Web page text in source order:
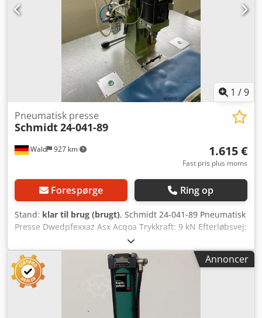
1 /9
Wald 927 km
Pneumatisk presse
Schmidt24-041-89
1.615 €
Fast pris plus moms
Forespørge Ring op
Stand: klar til brug (brugt), Schmidt 24-041-89 Pneumatisk
Presse Dwedpfexxaz Asx Acqoa Trykkraft: 9 kN Efterløbsvej:
15 mm Tovejgsbetjening Maks. nominel tryk: 9 bar
Slaglængde: 50 mm Du er velkommen til at komme forbi til
en inspektion. Vi kan arrangere en prisbillig fragtmand for
dig! Du vil modtage en ordentlig faktura. For udenlandske
kunder kan vi udstede en nettofaktura, forudsat at et
gyldigt momsregistreringsnummer foreligger. Forbehold
for mellemsalg. Besøg gerne vores butik og se også vores
Annoncer